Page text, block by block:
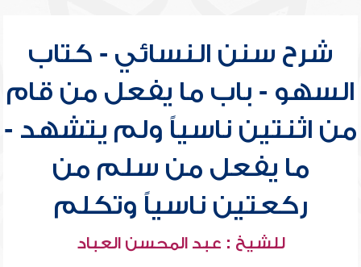
شرح سنن النسائي - كتاب
السهو - باب ما يفعل من قام
من اثنتين ناسياً ولم يتشهد -
ما يفعل من سلم من
ركعتين ناسياً وتكلم
للشيخ : عبد المحسن العباد